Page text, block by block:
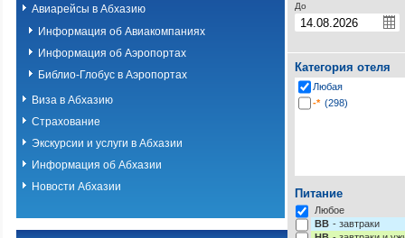
Авиарейсы в Абхазию
Информация об Авиакомпаниях
Информация об Аэропортах
Библио-Глобус в Аэропортах
Виза в Абхазию
Страхование
Экскурсии и услуги в Абхазии
Информация об Абхазии
Новости Абхазии
До
Категория отеля
Любая
-* (298)
Питание
Любое
BB - завтраки